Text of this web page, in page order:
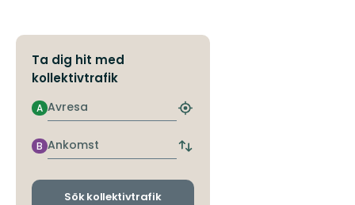
Ta dig hit med
kollektivtrafik
Avresa
A
Hitta
hållplats
Ankomst
B
Byt
och
Sök kollektivtrafik